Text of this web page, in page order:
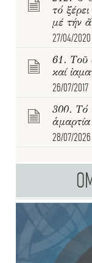
τό
μέ τήν
27/04/2020
61. Τοῦ
καί
26/07/2017
300. Τό
28/07/2026